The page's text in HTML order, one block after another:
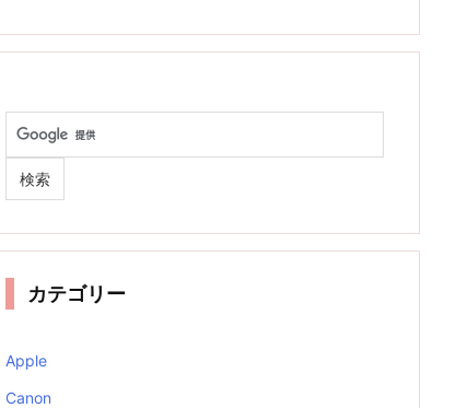
カテゴリー
Apple
Canon